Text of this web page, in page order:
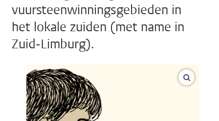
vuursteenwinningsgebieden in
het lokale zuiden (met name in
Zuid-Limburg).